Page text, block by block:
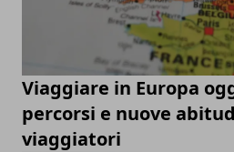
Viaggiare in Europa
percorsi e nuove
viaggiatori